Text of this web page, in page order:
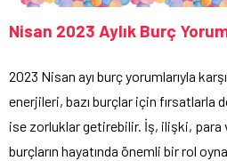
Nisan 2023 Aylık Burç
2023 Nisan ayı burç yorumlarıyla
enerjileri, bazı burçlar için fırsatlarla
ise zorluklar getirebilir. İş, ilişki, para
burçların hayatında önemli bir rol